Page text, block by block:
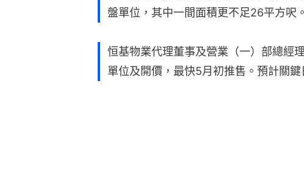
盤單位，其中一間面積更不足26平方呎。
恒基物業代理董事及營業（一）部總經
單位及開價，最快5月初推售。預計關